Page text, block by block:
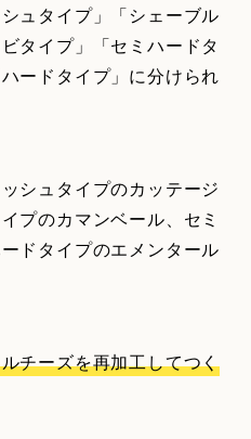
ュタイプ」「シェーブル
タイプ」「セミハードタ
ードタイプ」に分けられ
シュタイプのカッテージ
プのカマンベール、セミ
ドタイプのエメンタール
チーズを再加工してつく